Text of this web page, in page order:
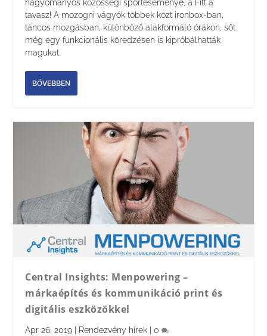
hagyományos közösségi sporteseménye, a Fitt a
tavasz! A mozogni vágyók többek közt ironbox-ban,
táncos mozgásban, különböző alakformáló órákon, sőt
még egy funkcionális köredzésen is kipróbálhatták
magukat.
BŐVEBBEN
Central Insights: Menpowering –
márkaépítés és kommunikáció print és
digitális eszközökkel
Apr 26, 2019 Rendezvény hírek |0